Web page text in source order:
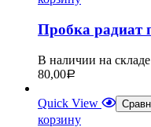
Пробка радиат
В наличии на
80,00Р
Quick View
корзину